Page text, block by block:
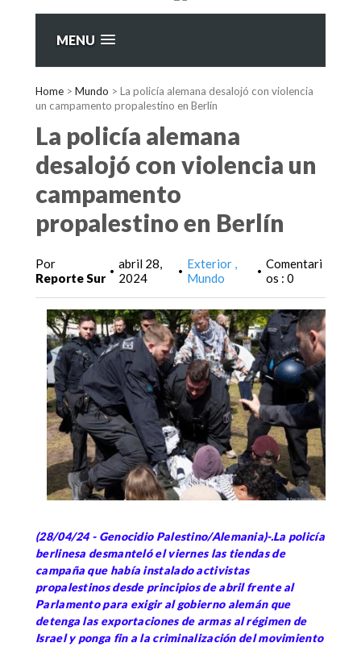
MENU
Home > Mundo > La policía alemana desalojó con violencia
un campamento propalestino en Berlín
La policía alemana
desalojó con violencia un
campamento
propalestino en Berlín
Por
Reporte Sur • abril 28,
2024
• Exterior
Mundo
• Comentari
os : 0
(28/04/24 - Genocidio Palestino/Alemania)-.La policía
berlinesa desmanteló el viernes las tiendas de
campaña que había instalado activistas
propalestinos desde principios de abril frente al
Parlamento para exigir al gobierno alemán que
detenga las exportaciones de armas al régimen de
Israel y ponga fin a la criminalización del movimiento